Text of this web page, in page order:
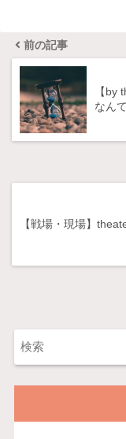
前の記事
【by
なん
【戦場・現場】